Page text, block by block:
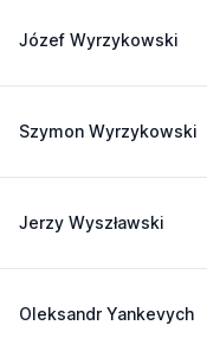
Józef Wyrzykowski
Szymon Wyrzykowski
Jerzy Wyszławski
Oleksandr Yankevych